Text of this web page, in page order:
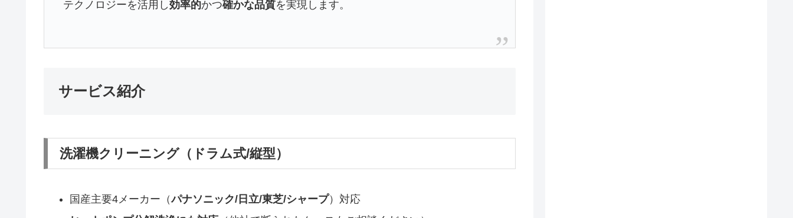
テクノロジーを活用し効率的かつ確かな品質を実現します。
サービス紹介
洗濯機クリーニング（ドラム式/縦型）
国産主要4メーカー（パナソニック/日立/東芝/シャープ）対応